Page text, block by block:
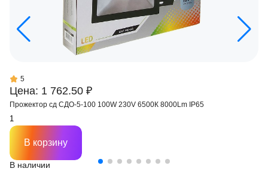
Цена: 1 762.50 ₽
5
Прожектор сд СДО-5-100 100W 230V 6500К 8000Lm IP65
В наличии
В корзину